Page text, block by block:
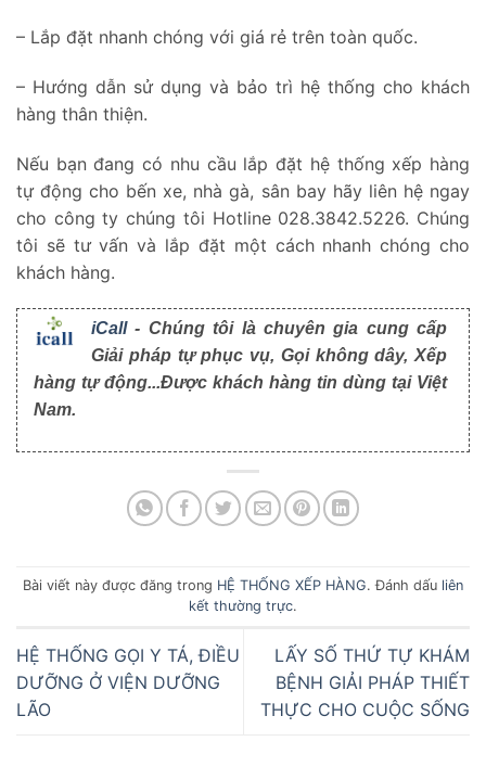
– Lắp đặt nhanh chóng với giá rẻ trên toàn quốc.
– Hướng dẫn sử dụng và bảo trì hệ thống cho khách
hàng thân thiện.
Nếu bạn đang có nhu cầu lắp đặt hệ thống xếp hàng
tự động cho bến xe, nhà gà, sân bay hãy liên hệ ngay
cho công ty chúng tôi Hotline 028.3842.5226. Chúng
tôi sẽ tư vấn và lắp đặt một cách nhanh chóng cho
khách hàng.
iCall- Chúng tôi là chuyên gia cung cấp
Giải pháp tự phục vụ, Gọi không dây, Xếp
hàng tự động...Được khách hàng tin dùng tại Việt
Nam.
Bài viết này được đăng trong HỆ THỐNG XẾP HÀNG. Đánh dấu liên
kết thường trực.
HỆ THỐNG GỌI Y TÁ, ĐIỀU
DƯỠNG Ở VIỆN DƯỠNG
LÃO
LẤY SỐ THỨ TỰ KHÁM
BỆNH GIẢI PHÁP THIẾT
THỰC CHO CUỘC SỐNG